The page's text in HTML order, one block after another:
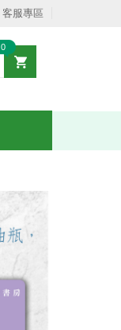
客服專區
0